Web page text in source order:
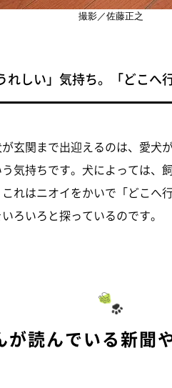
撮影／佐藤正之
れしい」気持ち。「どこ
玄関まで出迎えるのは、愛犬
気持ちです。犬によっては、
れはニオイをかいで「どこへ
ろいろと探っているのです。
が読んでいる新聞